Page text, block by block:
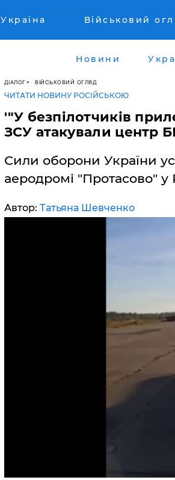
Україна Військовий
Новини
ДІАЛОГ ВІЙСЬКОВИЙ ОГЛЯД
ЧИТАТИ НОВИНУ РОСІЙСЬКОЮ
​'"У безпілотчиків
ЗСУ атакували центр
Сили оборони України
аеродромі "Протасово" у
Автор: Татьяна Шевченко